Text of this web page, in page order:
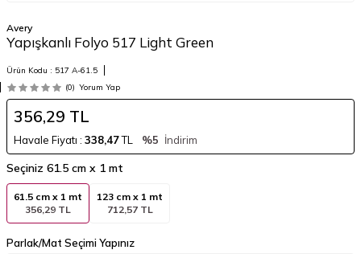
Avery
Yapışkanlı Folyo 517 Light Green
Ürün Kodu : 517 A-61.5
(0) Yorum Yap
356,29 TL
Havale Fiyatı : 338,47TL %5 İndirim
Seçiniz 61.5 cm x 1 mt
61.5 cm x 1 mt
356,29 TL
123 cm x 1 mt
712,57 TL
Parlak/Mat Seçimi Yapınız